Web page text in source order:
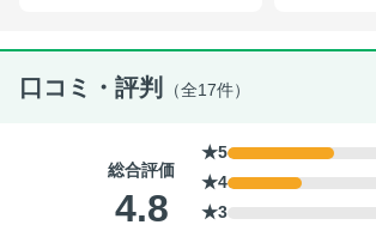
口コミ・評判 （全17件）
総合評価
4.8
★5
★4
★3